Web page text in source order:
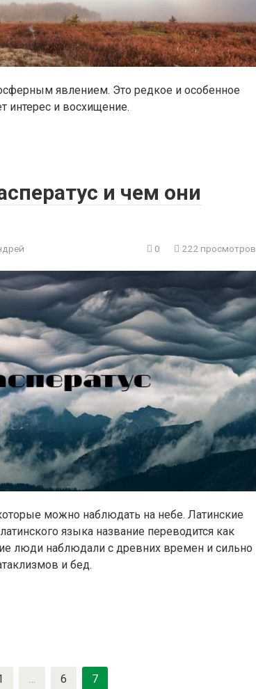
явлением. Это редкое и особенное
интерес и восхищение.
и чем они
0 222 просмотров
можно наблюдать на небе. Латинские
языка название переводится как
люди наблюдали с древних времен и сильно
и бед.
… 6 7